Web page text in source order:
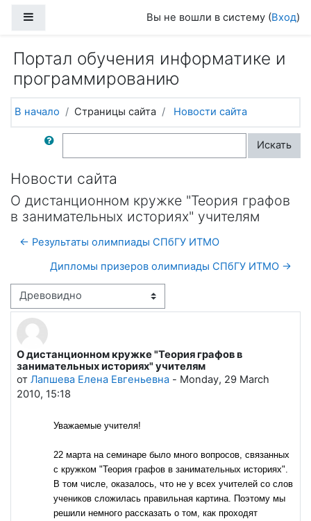
Вы не вошли в систему (Вход)
Портал обучения информатике и
программированию
В начало Страницы сайта Новости сайта
Поиск по форумам Искать
Новости сайта
О дистанционном кружке "Теория графов
в занимательных историях" учителям
← Результаты олимпиады СПбГУ ИТМО
Дипломы призеров олимпиады СПбГУ ИТМО →
Режим отображения
О дистанционном кружке "Теория графов в
занимательных историях" учителям
от Лапшева Елена Евгеньевна - Monday, 29 March
2010, 15:18
Количество ответов: 0
Уважаемые учителя!
22 марта на семинаре было много вопросов, связанных
с кружком "Теория графов в занимательных историях".
В том числе, оказалось, что не у всех учителей со слов
учеников сложилась правильная картина. Поэтому мы
решили немного рассказать о том, как проходят